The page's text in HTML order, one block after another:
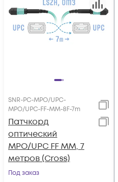
SNR-PC-MPO/UPC-
MPO/UPC-FF-MM-8F-7m
Патчкорд
оптический
MPO/UPC FF MM, 7
метров (Cross)
Под заказ